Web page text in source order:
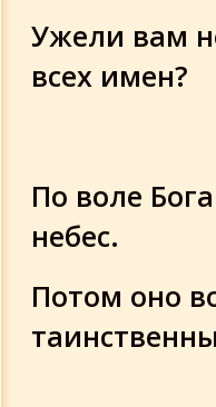
Ужели вам
всех имен?
По воле
небес.
Потом оно